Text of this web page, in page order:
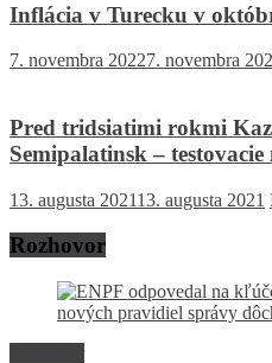
Inflácia v Turecku v
7. novembra 20227. novembra
Pred tridsiatimi rokmi
Semipalatinsk –
13. augusta 202113. augusta 2021
Rozhovor